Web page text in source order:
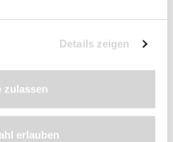
Details zeigen
zulassen
erlauben
Ersatzfilter Set für
10000 und 12000 sowie
10000 und 15000
Packungsinhalt: 2x blaue
und 2x schwarze
Filterschwämme